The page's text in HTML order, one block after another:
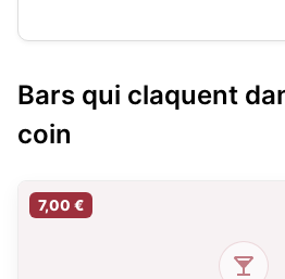
Bars qui claquent
coin
7,00 €